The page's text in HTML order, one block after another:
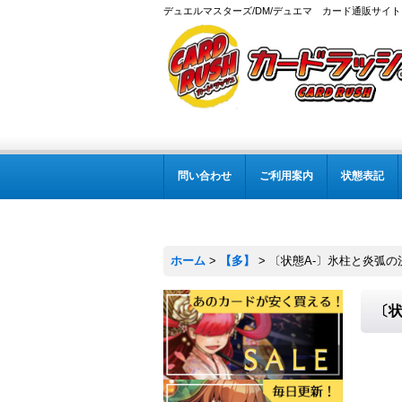
デュエルマスターズ/DM/デュエマ カード通販サイト
問い合わせ ご利用案内 状態表記
ホーム > 【多】 > 〔状態A-〕氷柱と炎弧
〔